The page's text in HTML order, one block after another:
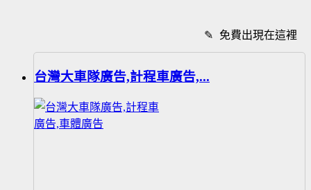
✎ 免費出現在這裡
台灣大車隊廣告,計程車廣告,...